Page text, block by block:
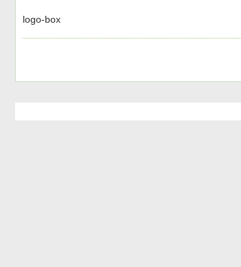
logo-box